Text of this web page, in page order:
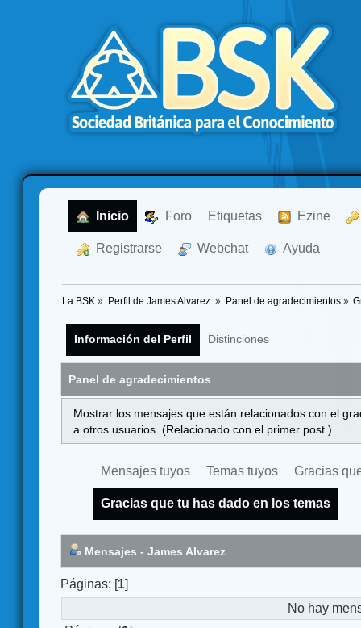
Inicio Foro Etiquetas Ezine
Registrarse Webchat Ayuda
La BSK » Perfil de James Alvarez » Panel de agradecimientos»
Información del Perfil Distinciones
Panel de agradecimientos
Mostrar los mensajes que están relacionados con el
a otros usuarios. (Relacionado con el primer post.)
Mensajes tuyos Temas tuyos Gracias
Gracias que tu has dado en los temas
Mensajes - James Alvarez
Páginas: [1]
No hay